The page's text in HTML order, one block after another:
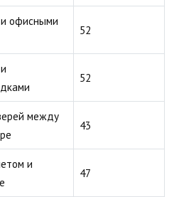
офисными
52
52
между
43
и
47